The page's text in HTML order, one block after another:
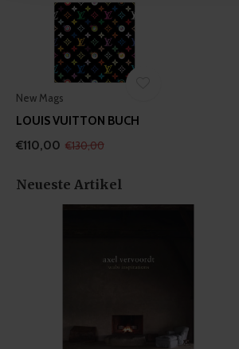
We use cookies to personalise content
provide social media features and to
We also share information about your
our social media, advertising and
of their services.
New Mags
LOUIS VUITTON BUCH
€110,00 €130,00
Neueste Artikel